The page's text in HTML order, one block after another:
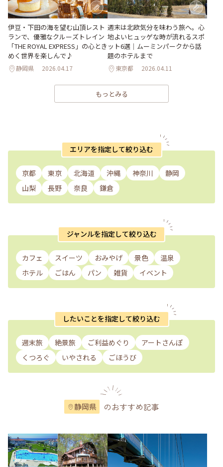
伊豆・下田の海を望む山頂レスト
ランで、優雅なクルーズトレイン
「THE ROYAL EXPRESS」の心とき
めく世界を楽しんで♪
静岡県 2026.04.17
週末は北欧気分を味わう旅へ。心
地よいヒュッゲな時が流れるスポ
ット6選｜ムーミンパークから話
題のホテルまで
東京都 2026.04.11
もっとみる
エリアを指定して絞り込む
京都 東京 北海道 沖縄 神奈川
静岡
山梨
長野 奈良 鎌倉
ジャンルを指定して絞り込む
カフェ スイーツ おみやげ 景色
温泉
ホテル
ごはん パン 雑貨 イベント
したいことを指定して絞り込む
週末旅 絶景旅 ご利益めぐり
アートさんぽ
くつろぐ
いやされる ごほうび
静岡県 のおすすめ記事